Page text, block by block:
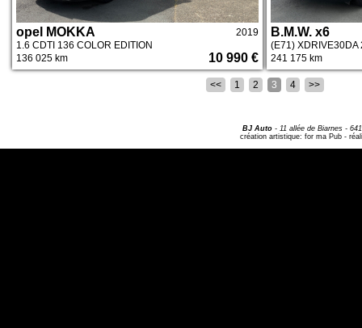
opel MOKKA
2019
1.6 CDTI 136 COLOR EDITION
136 025 km
10 990 €
B.M.W. x6
(E71) XDRIVE30DA
241 175 km
<< 1 2 3 4 >>
BJ Auto - 11 allée de Biarnes -
création artistique: for ma Pub-